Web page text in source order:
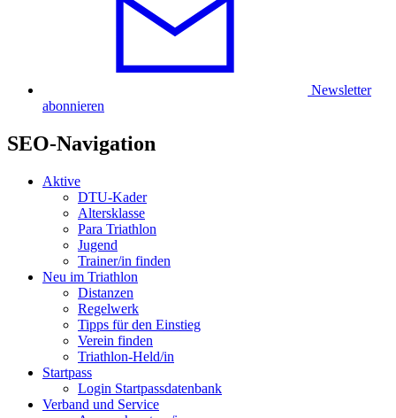
Newsletter
abonnieren
SEO-Navigation
Aktive
DTU-Kader
Altersklasse
Para Triathlon
Jugend
Trainer/in finden
Neu im Triathlon
Distanzen
Regelwerk
Tipps für den Einstieg
Verein finden
Triathlon-Held/in
Startpass
Login Startpassdatenbank
Verband und Service